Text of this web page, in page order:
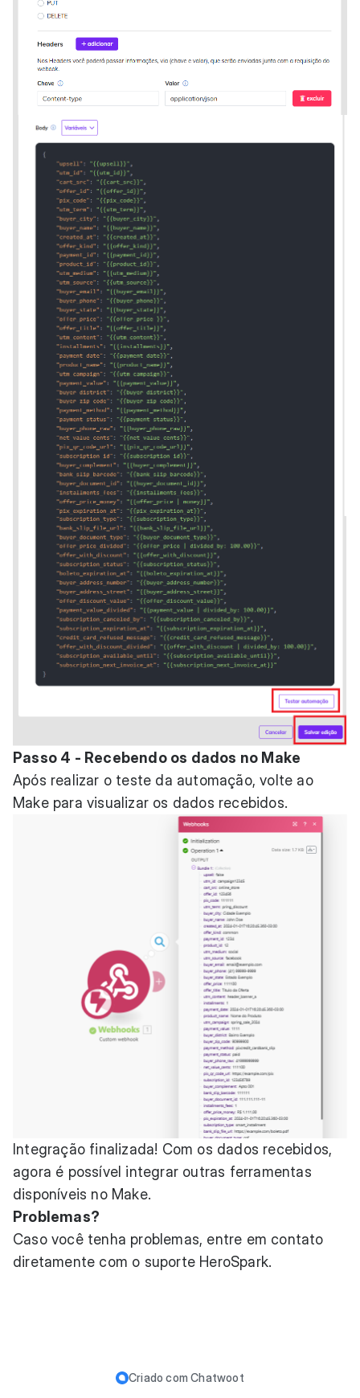
Passo 4 - Recebendo os dados no Make
Após realizar o teste da automação, volte ao
Make para visualizar os dados recebidos.
Integração finalizada! Com os dados recebidos,
agora é possível integrar outras ferramentas
disponíveis no Make.
Problemas?
Caso você tenha problemas, entre em contato
diretamente com o suporte HeroSpark.
Criado comChatwoot